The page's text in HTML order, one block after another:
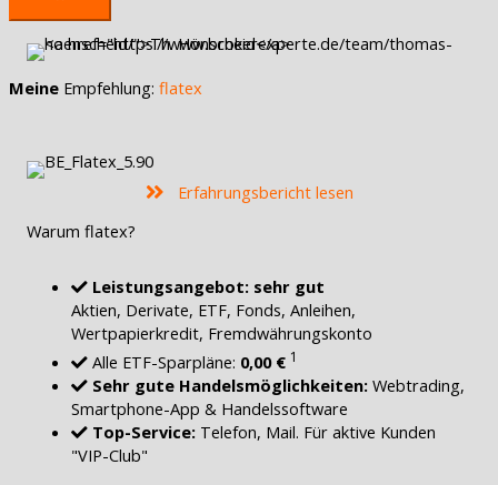
Meine Empfehlung: flatex
Erfahrungsbericht lesen
Warum flatex?
Leistungsangebot: sehr gut
Aktien, Derivate, ETF, Fonds, Anleihen,
Wertpapierkredit, Fremdwährungskonto
Alle ETF-Sparpläne: 0,00 € 1
Sehr gute Handelsmöglichkeiten: Webtrading,
Smartphone-App & Handelssoftware
Top-Service: Telefon, Mail. Für aktive Kunden
"VIP-Club"